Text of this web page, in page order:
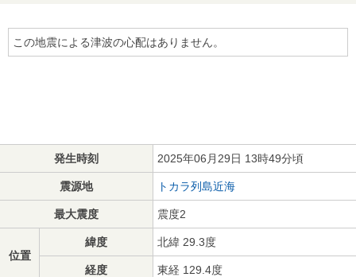
この地震による津波の心配はありません。
発生時刻 2025年06月29日 13時49分頃
震源地 トカラ列島近海
最大震度 震度2
位置
緯度 北緯 29.3度
経度 東経 129.4度